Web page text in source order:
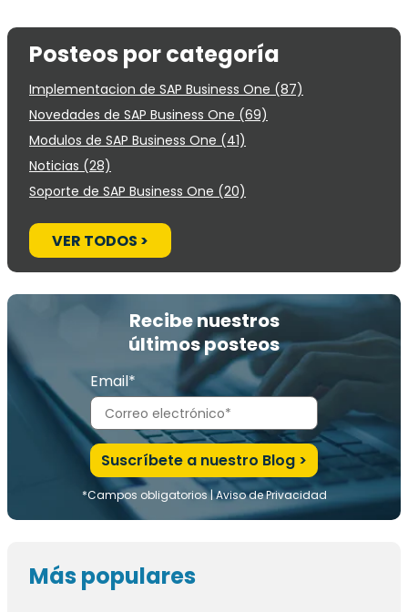
Posteos por categoría
Implementacion de SAP Business One (87)
Novedades de SAP Business One (69)
Modulos de SAP Business One (41)
Noticias (28)
Soporte de SAP Business One (20)
VER TODOS >
Recibe nuestros
últimos posteos
Email*
*Campos obligatorios |Aviso de Privacidad
Más populares